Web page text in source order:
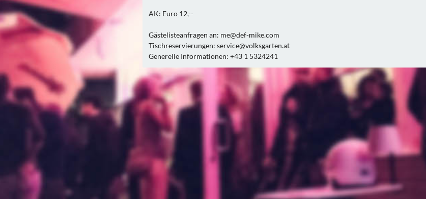
AK: Euro 12,--
Gästelisteanfragen an: me@def-mike.com
Tischreservierungen: service@volksgarten.at
Generelle Informationen: +43 1 5324241